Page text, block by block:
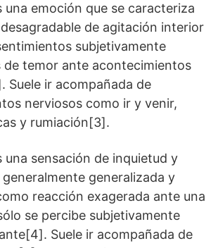
una emoción que se caracteriza
de agitación interior
subjetivamente
de temor ante acontecimientos
Suele ir acompañada de
nerviosos como ir y venir,
y rumiación[3].
una sensación de inquietud y
generalizada y
reacción exagerada ante una
se percibe subjetivamente
Suele ir acompañada de